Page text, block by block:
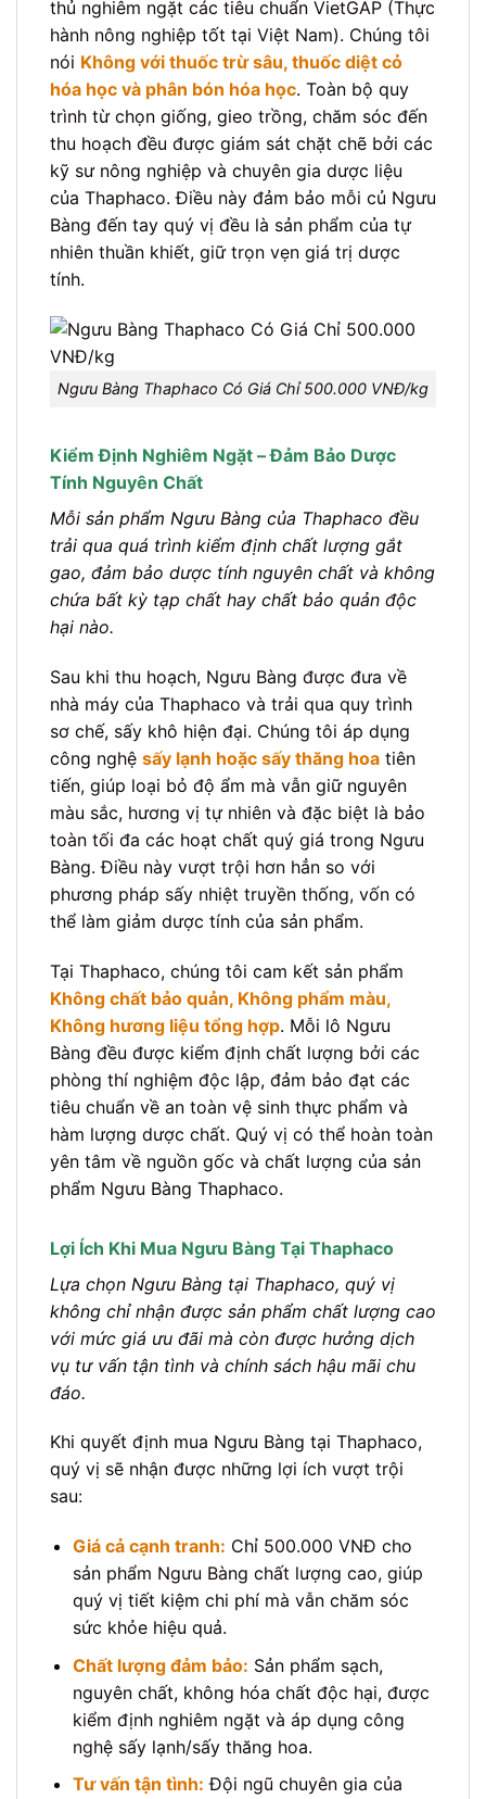
thủ nghiêm ngặt các tiêu chuẩn VietGAP (Thực
hành nông nghiệp tốt tại Việt Nam). Chúng tôi
nói Không với thuốc trừ sâu, thuốc diệt cỏ
hóa học và phân bón hóa học. Toàn bộ quy
trình từ chọn giống, gieo trồng, chăm sóc đến
thu hoạch đều được giám sát chặt chẽ bởi các
kỹ sư nông nghiệp và chuyên gia dược liệu
của Thaphaco. Điều này đảm bảo mỗi củ Ngưu
Bàng đến tay quý vị đều là sản phẩm của tự
nhiên thuần khiết, giữ trọn vẹn giá trị dược
tính.
Ngưu Bàng Thaphaco Có Giá Chỉ 500.000 VNĐ/kg
Kiểm Định Nghiêm Ngặt – Đảm Bảo Dược
Tính Nguyên Chất
Mỗi sản phẩm Ngưu Bàng của Thaphaco đều
trải qua quá trình kiểm định chất lượng gắt
gao, đảm bảo dược tính nguyên chất và không
chứa bất kỳ tạp chất hay chất bảo quản độc
hại nào.
Sau khi thu hoạch, Ngưu Bàng được đưa về
nhà máy của Thaphaco và trải qua quy trình
sơ chế, sấy khô hiện đại. Chúng tôi áp dụng
công nghệ sấy lạnh hoặc sấy thăng hoa tiên
tiến, giúp loại bỏ độ ẩm mà vẫn giữ nguyên
màu sắc, hương vị tự nhiên và đặc biệt là bảo
toàn tối đa các hoạt chất quý giá trong Ngưu
Bàng. Điều này vượt trội hơn hẳn so với
phương pháp sấy nhiệt truyền thống, vốn có
thể làm giảm dược tính của sản phẩm.
Tại Thaphaco, chúng tôi cam kết sản phẩm
Không chất bảo quản, Không phẩm màu,
Không hương liệu tổng hợp. Mỗi lô Ngưu
Bàng đều được kiểm định chất lượng bởi các
phòng thí nghiệm độc lập, đảm bảo đạt các
tiêu chuẩn về an toàn vệ sinh thực phẩm và
hàm lượng dược chất. Quý vị có thể hoàn toàn
yên tâm về nguồn gốc và chất lượng của sản
phẩm Ngưu Bàng Thaphaco.
Lợi Ích Khi Mua Ngưu Bàng Tại Thaphaco
Lựa chọn Ngưu Bàng tại Thaphaco, quý vị
không chỉ nhận được sản phẩm chất lượng cao
với mức giá ưu đãi mà còn được hưởng dịch
vụ tư vấn tận tình và chính sách hậu mãi chu
đáo.
Khi quyết định mua Ngưu Bàng tại Thaphaco,
quý vị sẽ nhận được những lợi ích vượt trội
sau:
Giá cả cạnh tranh: Chỉ 500.000 VNĐ cho
sản phẩm Ngưu Bàng chất lượng cao, giúp
quý vị tiết kiệm chi phí mà vẫn chăm sóc
sức khỏe hiệu quả.
Chất lượng đảm bảo: Sản phẩm sạch,
nguyên chất, không hóa chất độc hại, được
kiểm định nghiêm ngặt và áp dụng công
nghệ sấy lạnh/sấy thăng hoa.
Tư vấn tận tình: Đội ngũ chuyên gia của